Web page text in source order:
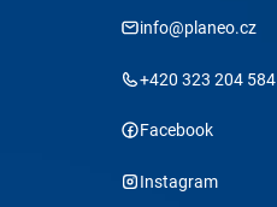
info@planeo.cz
+420 323 204 584
Facebook
Instagram